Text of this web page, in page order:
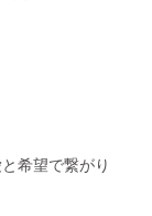
希望で繋がり